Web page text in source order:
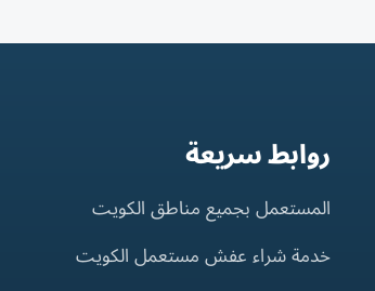
روابط سريعة
المستعمل بجميع مناطق الكويت
خدمة شراء عفش مستعمل الكويت